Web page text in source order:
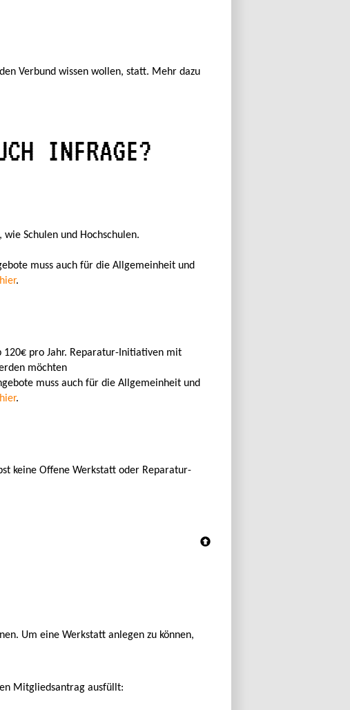
Verbund wissen wollen, statt. Mehr dazu
INFRAGE?
Schulen und Hochschulen.
muss auch für die Allgemeinheit und
hier.
pro Jahr. Reparatur-Initiativen mit
möchten
muss auch für die Allgemeinheit und
hier.
keine Offene Werkstatt oder Reparatur-
Um eine Werkstatt anlegen zu können,
Mitgliedsantrag ausfüllt: